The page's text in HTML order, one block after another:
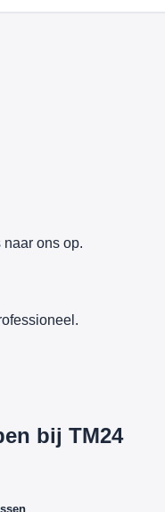
ons op.
bij TM24